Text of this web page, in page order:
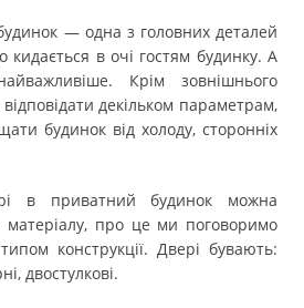
будинок — одна з головних деталей
в очі гостям будинку. А
Крім зовнішнього
декільком параметрам,
будинок від холоду, сторонніх
в приватний будинок можна
матеріалу, про це ми поговоримо
конструкції. Двері бувають:
двостулкові.